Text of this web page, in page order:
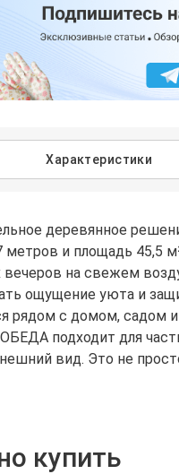
Характеристики
деревянное
метров и площадь
на свежем
ощущение уюта и
рядом с домом, садом
подходит для
вид. Это не
купить